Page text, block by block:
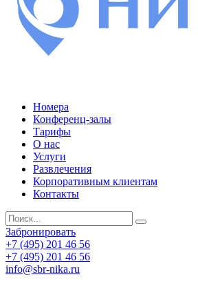
Номера
Конференц-залы
Тарифы
О нас
Услуги
Развлечения
Корпоративным клиентам
Контакты
Забронировать
+7 (495) 201 46 56
+7 (495) 201 46 56
info@sbr-nika.ru